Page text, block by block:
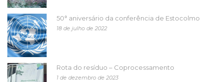
50° aniversário da conferência de Estocolmo
18 de julho de 2022
Rota do resíduo – Coprocessamento
1 de dezembro de 2023